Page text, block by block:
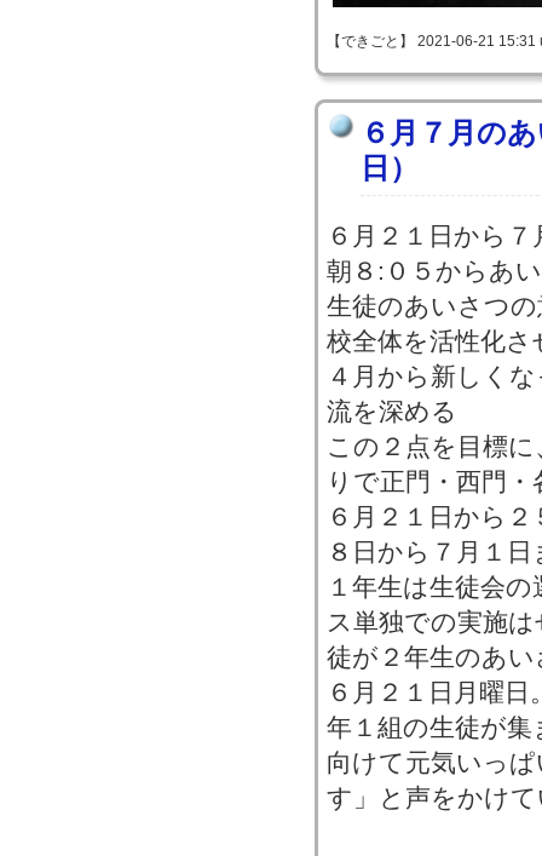
【できごと】 2021-06-21
６月７月の
日）
６月２１日から
朝８:０５からあ
生徒のあいさつ
校全体を活性化さ
４月から新しく
流を深める
この２点を目標
りで正門・西門
６月２１日から
８日から７月１
１年生は生徒会
ス単独での実施
徒が２年生のあ
６月２１日月曜
年１組の生徒が
向けて元気いっ
す」と声をかけ